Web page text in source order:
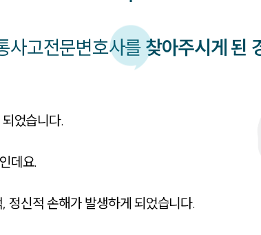
사고전문변호사를 찾아주시게 된
었습니다.
데요.
정신적 손해가 발생하게 되었습니다.